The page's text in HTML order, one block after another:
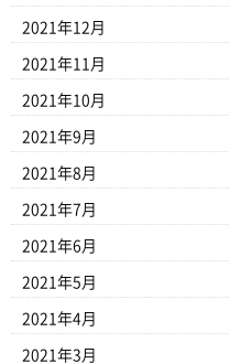
2021年12月
2021年11月
2021年10月
2021年9月
2021年8月
2021年7月
2021年6月
2021年5月
2021年4月
2021年3月